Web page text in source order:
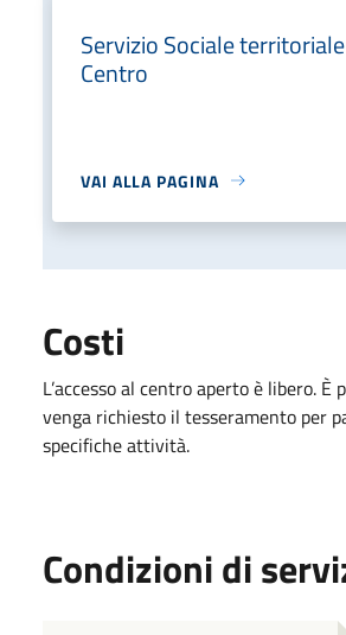
Servizio Sociale
Centro
VAI ALLA PAGINA
Costi
L’accesso al centro aperto è libero. È
venga richiesto il tesseramento per
specifiche attività.
Condizioni di